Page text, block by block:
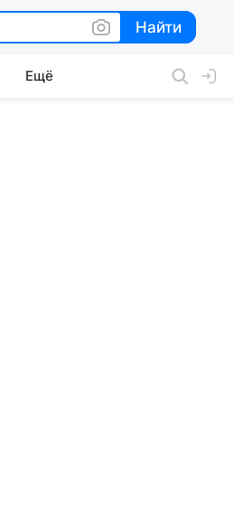
Найти
Найти
Ещё